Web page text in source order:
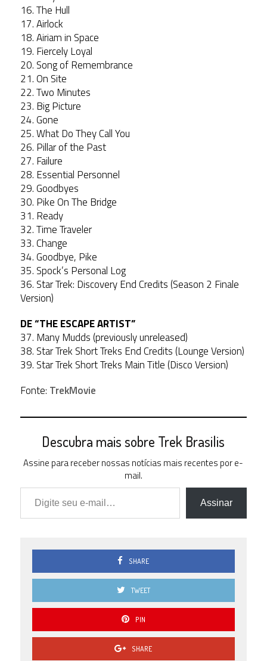
16. The Hull
17. Airlock
18. Airiam in Space
19. Fiercely Loyal
20. Song of Remembrance
21. On Site
22. Two Minutes
23. Big Picture
24. Gone
25. What Do They Call You
26. Pillar of the Past
27. Failure
28. Essential Personnel
29. Goodbyes
30. Pike On The Bridge
31. Ready
32. Time Traveler
33. Change
34. Goodbye, Pike
35. Spock’s Personal Log
36. Star Trek: Discovery End Credits (Season 2 Finale
Version)
DE “THE ESCAPE ARTIST”
37. Many Mudds (previously unreleased)
38. Star Trek Short Treks End Credits (Lounge Version)
39. Star Trek Short Treks Main Title (Disco Version)
Fonte: TrekMovie
Descubra mais sobre Trek Brasilis
Assine para receber nossas notícias mais recentes por e-
mail.
Digite seu e-mail…
Assinar
SHARE
TWEET
PIN
SHARE